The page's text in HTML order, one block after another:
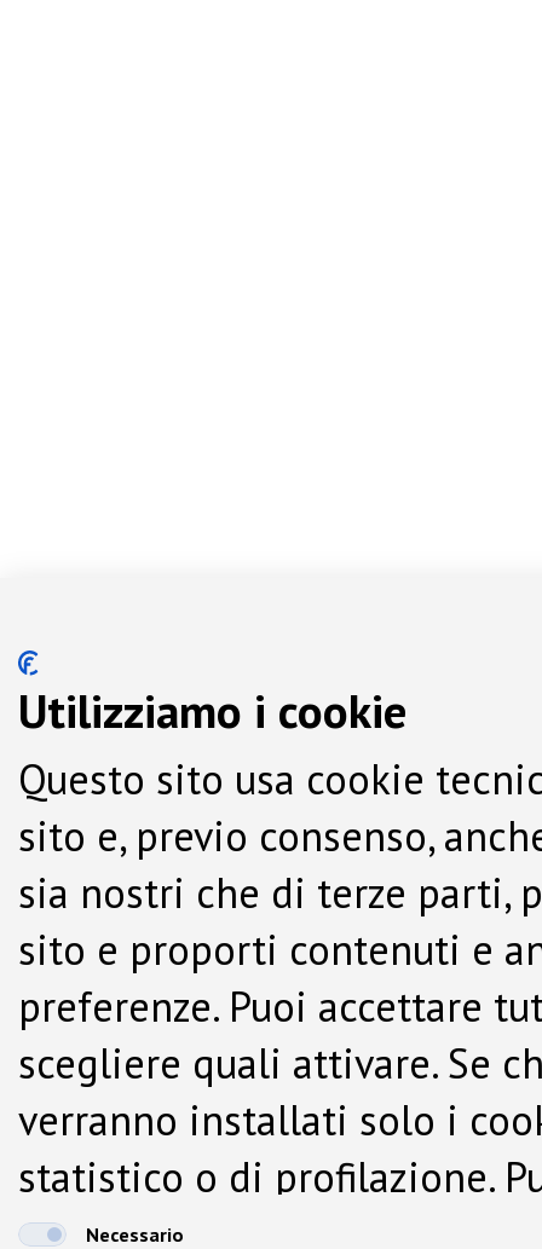
Utilizziamo i cookie
Questo sito usa cookie
sito e, previo consenso,
sia nostri che di terze parti,
sito e proporti contenuti e
preferenze. Puoi accettare
scegliere quali attivare. Se
verranno installati solo i
statistico o di profilazione.
dalla Cookie Policy.
Necessario